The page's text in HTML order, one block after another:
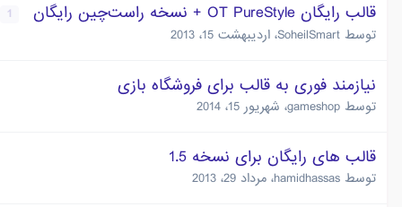
قالب رایگان OT PureStyle + نسخه راست‌چین رایگان 1
توسط SoheilSmart، اردیبهشت 15، 2013
نیازمند فوری به قالب برای فروشگاه بازی
توسط gameshop، شهریور 15، 2014
قالب های رایگان برای نسخه 1.5
توسط hamidhassas، مرداد 29، 2013